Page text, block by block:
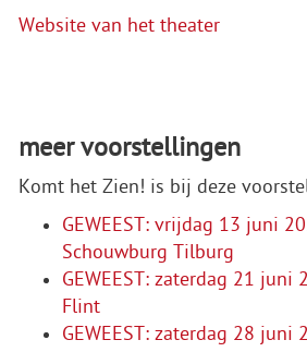
Website van het theater
meer voorstellingen
Komt het Zien! is bij deze
GEWEEST: vrijdag 13 juni
Schouwburg Tilburg
GEWEEST: zaterdag 21 juni
Flint
GEWEEST: zaterdag 28 juni